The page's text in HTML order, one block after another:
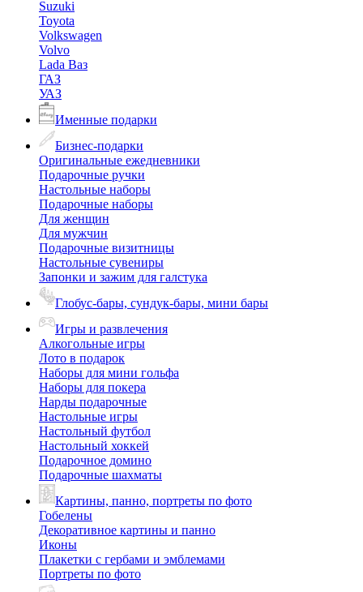
Suzuki
Toyota
Volkswagen
Volvo
Lada Ваз
ГАЗ
УАЗ
Именные подарки
Бизнес-подарки
Оригинальные ежедневники
Подарочные ручки
Настольные наборы
Подарочные наборы
Для женщин
Для мужчин
Подарочные визитницы
Настольные сувениры
Запонки и зажим для галстука
Глобус-бары, сундук-бары, мини бары
Игры и развлечения
Алкогольные игры
Лото в подарок
Наборы для мини гольфа
Наборы для покера
Нарды подарочные
Настольные игры
Настольный футбол
Настольный хоккей
Подарочное домино
Подарочные шахматы
Картины, панно, портреты по фото
Гобелены
Декоративное картины и панно
Иконы
Плакетки с гербами и эмблемами
Портреты по фото